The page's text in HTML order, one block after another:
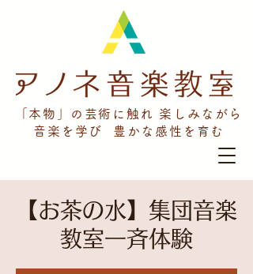
「本物」の芸術に触れ 楽しみながら
音楽を学び 豊かな感性を育む
【お茶の水】集団音楽
教室一斉体験